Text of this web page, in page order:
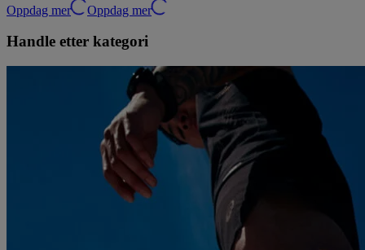
Oppdag mer
Oppdag mer
Handle etter kategori